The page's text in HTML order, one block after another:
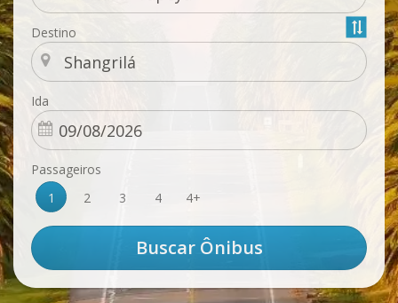
Destino
Ida
Passageiros
1
2 3 4 4+